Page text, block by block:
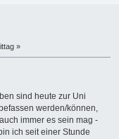
»
sind heute zur Uni
werden/können,
immer es sein mag -
ich seit einer Stunde